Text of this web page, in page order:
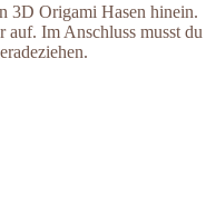
3D Origami Hasen hinein.
auf. Im Anschluss musst du